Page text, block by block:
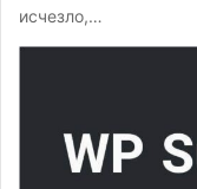
исчезло,…